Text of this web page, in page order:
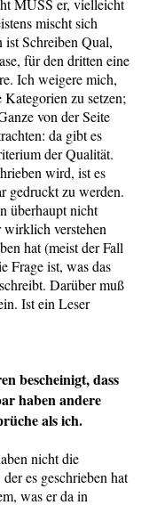
MUSS er, vielleicht
mischt sich
ist Schreiben Qual,
für den dritten eine
Ich weigere mich,
zu setzen;
von der Seite
da gibt es
der Qualität.
wird, ist es
gedruckt zu werden.
überhaupt nicht
wirklich verstehen
hat (meist der Fall
Frage ist, was das
Darüber muß
Ist ein Leser
bescheinigt, dass
haben andere
als ich.
nicht die
es geschrieben hat
was er da in